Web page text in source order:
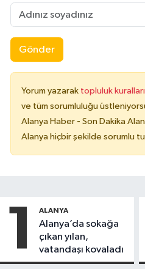
Gönder
Yorum yazarak topluluk
ve tüm sorumluluğu
Alanya Haber - Son Dakika
Alanya hiçbir şekilde sorumlu
1 ALANYA
Alanya’da sokağa
çıkan yılan,
vatandaşı kovaladı